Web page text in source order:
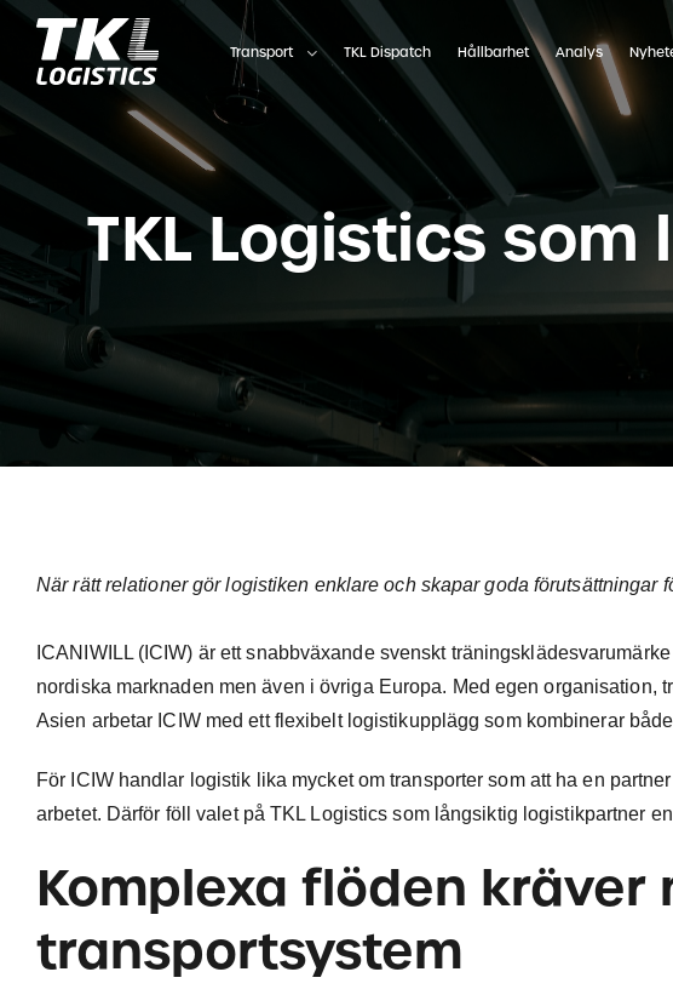
Skip
content
Transport TKL Dispatch Hållbarhet Analys
TKL Logistics
När rätt relationer gör logistiken enklare och skapar goda förutsättningar
ICANIWILL (ICIW) är ett snabbväxande svenskt
nordiska marknaden men även i övriga Europa. Med egen organisation,
Asien arbetar ICIW med ett flexibelt logistikupplägg som kombinerar
För ICIW handlar logistik lika mycket om transporter som att ha en
arbetet. Därför föll valet på TKL Logistics som långsiktig logistikpartner
Komplexa flöden
transportsystem